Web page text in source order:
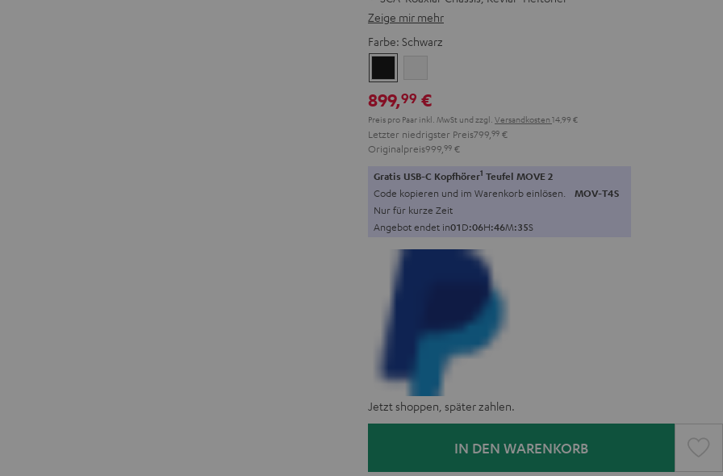
Zeige mir mehr
Farbe: Schwarz
899,99 €
Preis pro Paar inkl. MwSt und zzgl. Versandkosten 14,99 €
Letzter niedrigster Preis799, 99 €
Originalpreis999, 99 €
Gratis USB-C Kopfhörer1 Teufel MOVE 2
Code kopieren und im Warenkorb einlösen. MOV-T4S
Nur für kurze Zeit
Angebot endet in01D:06H:46M:34S
Jetzt shoppen, später zahlen.
IN DEN WARENKORB